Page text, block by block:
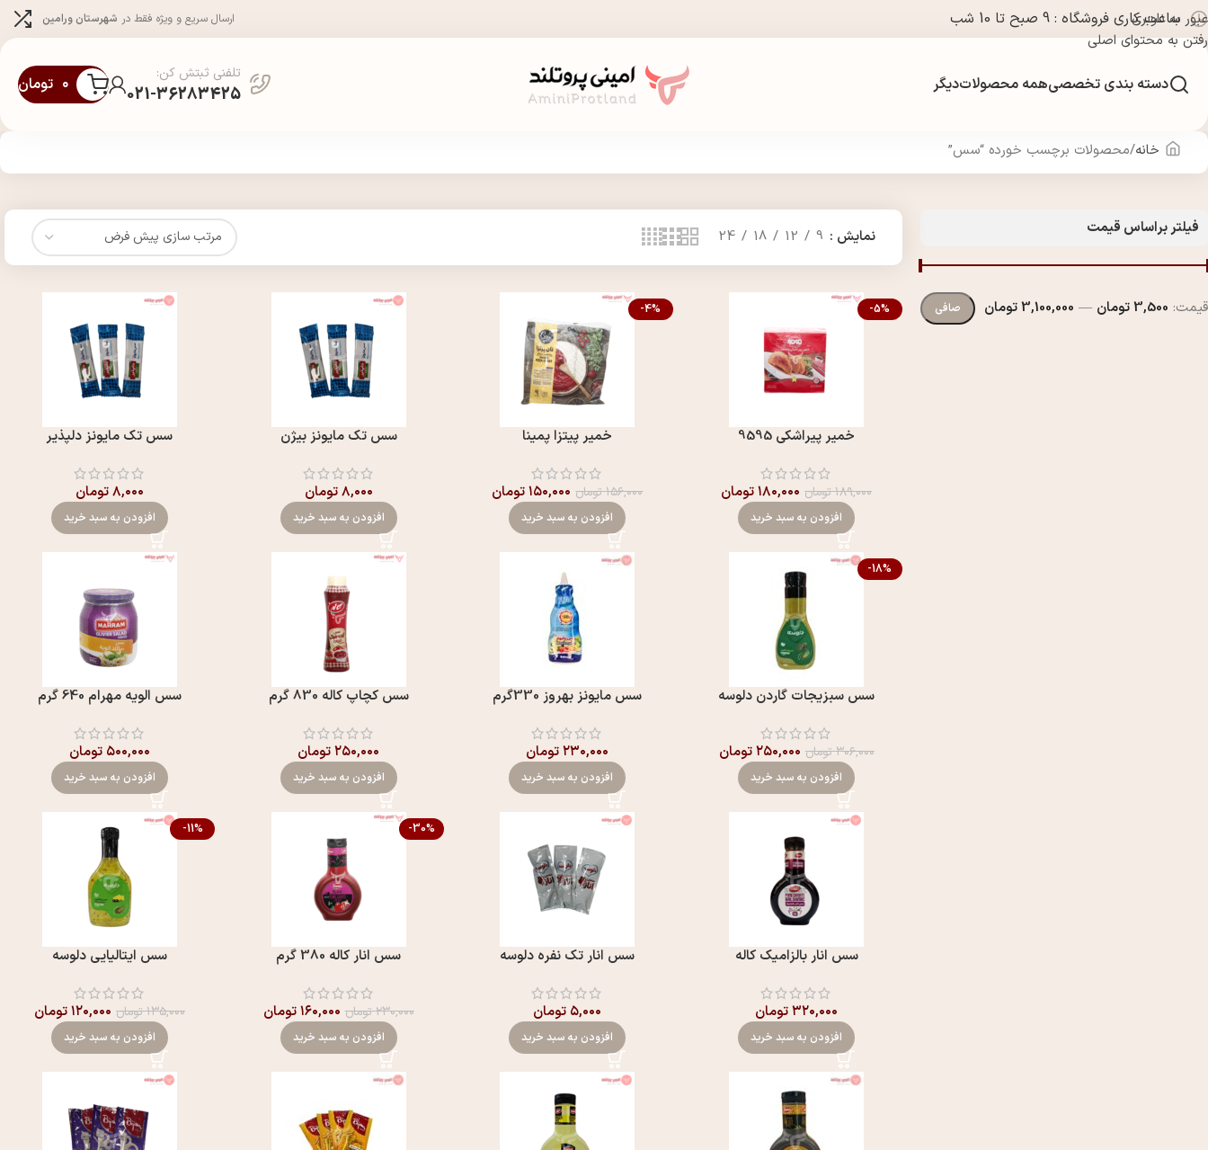
عبور به ناوبری
رفتن به محتوای اصلی
ساعت کاری فروشگاه : 9 صبح تا 10 شب ارسال سریع و ویژه فقط در شهرستان ورامین
دسته بندی تخصصیهمه محصولاتدیگر
تلفنی ثبتش کن:
021-36283425 ۰ تومان
خانه محصولات برچسب خورده “سس”
فیلتر براساس قیمت
صافی قيمت: 3,500 تومان — 3,100,000 تومان
نمایش 9
12
18
24
-5%
خمير پيراشکی 9595
۱۸۹,۰۰۰تومان ۱۸۰,۰۰۰تومان
افزودن به سبد خرید
-4%
خمیر پیتزا پمینا
۱۵۶,۰۰۰تومان ۱۵۰,۰۰۰تومان
افزودن به سبد خرید
سس تک مايونز بیژن
۸,۰۰۰تومان
افزودن به سبد خرید
سس تک مايونز دلپذير
۸,۰۰۰تومان
افزودن به سبد خرید
-18%
سس سبزیجات گاردن دلوسه
۳۰۶,۰۰۰تومان ۲۵۰,۰۰۰تومان
افزودن به سبد خرید
سس مايونز بهروز 330گرم
۲۳۰,۰۰۰تومان
افزودن به سبد خرید
سس کچاپ کاله 830 گرم
۲۵۰,۰۰۰تومان
افزودن به سبد خرید
سس الويه مهرام 640 گرم
۵۰۰,۰۰۰ تومان
افزودن به سبد خرید
سس انار بالزامیک کاله
۳۲۰,۰۰۰تومان
افزودن به سبد خرید
سس انار تک نفره دلوسه
۵,۰۰۰ تومان
افزودن به سبد خرید
-30%
سس انار کاله 380 گرم
۲۳۰,۰۰۰تومان ۱۶۰,۰۰۰تومان
افزودن به سبد خرید
-11%
سس ایتالیایی دلوسه
۱۳۵,۰۰۰تومان ۱۲۰,۰۰۰تومان
افزودن به سبد خرید